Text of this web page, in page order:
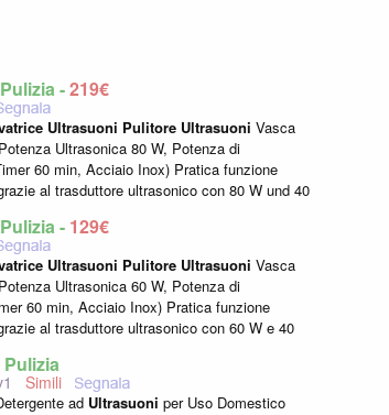
-219€
Ultrasuoni Pulitore Ultrasuoni Vasca
Ultrasonica 80 W, Potenza di
60 min, Acciaio Inox) Pratica funzione
al trasduttore ultrasonico con 80 W und 40
- 129€
Ultrasuoni Pulitore Ultrasuoni Vasca
Ultrasonica 60 W, Potenza di
60 min, Acciaio Inox) Pratica funzione
al trasduttore ultrasonico con 60 W e 40
ad Ultrasuoni per Uso Domestico